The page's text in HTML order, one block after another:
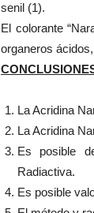
senil (1).
El colorante
organeros
La Acridina
La Acridina
Es posible
Radiactiva.
Es posible